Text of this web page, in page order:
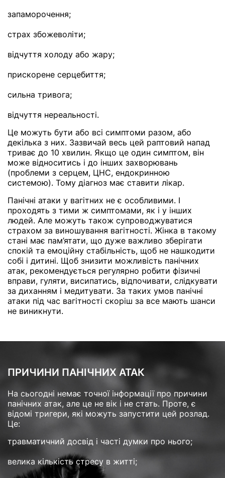
запаморочення;
страх збожеволіти;
відчуття холоду або жару;
прискорене серцебиття;
сильна тривога;
відчуття нереальності.
Це можуть бути або всі симптоми разом, або
декілька з них. Зазвичай весь цей раптовий напад
триває до 10 хвилин. Якщо це один симптом, він
може відноситись і до інших захворювань
(проблеми з серцем, ЦНС, ендокринною
системою). Тому діагноз має ставити лікар.
Панічні атаки у вагітних не є особливими. І
проходять з тими ж симптомами, як і у інших
людей. Але можуть також супроводжуватися
страхом за виношування вагітності. Жінка в такому
стані має пам’ятати, що дуже важливо зберігати
спокій та емоційну стабільність, щоб не нашкодити
собі і дитині. Щоб знизити можливість панічних
атак, рекомендується регулярно робити фізичні
вправи, гуляти, висипатись, відпочивати, слідкувати
за диханням і медитувати. За таких умов панічні
атаки під час вагітності скоріш за все мають шанси
не виникнути.
ПРИЧИНИ ПАНІЧНИХ АТАК
На сьогодні немає точної інформації про причини
панічних атак, але це не вік і не стать. Проте, є
відомі тригери, які можуть запустити цей розлад.
Це:
травматичний досвід і часті думки про нього;
велика кількість стресу в житті;